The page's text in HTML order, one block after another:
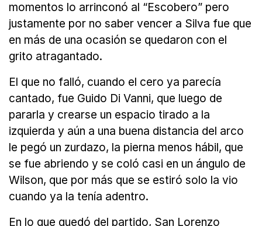
momentos lo arrinconó al “Escobero” pero
justamente por no saber vencer a Silva fue que
en más de una ocasión se quedaron con el
grito atragantado.
El que no falló, cuando el cero ya parecía
cantado, fue Guido Di Vanni, que luego de
pararla y crearse un espacio tirado a la
izquierda y aún a una buena distancia del arco
le pegó un zurdazo, la pierna menos hábil, que
se fue abriendo y se coló casi en un ángulo de
Wilson, que por más que se estiró solo la vio
cuando ya la tenía adentro.
En lo que quedó del partido, San Lorenzo